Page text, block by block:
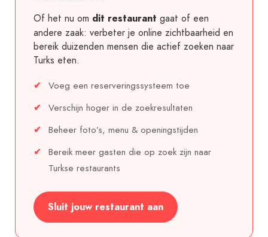
Of het nu om dit restaurant gaat of een
andere zaak: verbeter je online zichtbaarheid en
bereik duizenden mensen die actief zoeken naar
Turks eten.
Voeg een reserveringssysteem toe
Verschijn hoger in de zoekresultaten
Beheer foto’s, menu & openingstijden
Bereik meer gasten die op zoek zijn naar
Turkse restaurants
Sluit jouw restaurant aan